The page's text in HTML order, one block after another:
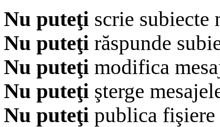
Nu puteţi scrie subiecte
Nu puteţi răspunde
Nu puteţi modifica
Nu puteţi şterge
Nu puteţi publica fişiere